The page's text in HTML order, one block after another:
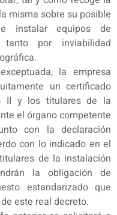
misma sobre su posible
instalar equipos de
tanto por inviabilidad
la empresa
un certificado
II y los titulares de la
el órgano competente
con la declaración
con lo indicado en el
de la instalación
la obligación de
estandarizado que
este real decreto.